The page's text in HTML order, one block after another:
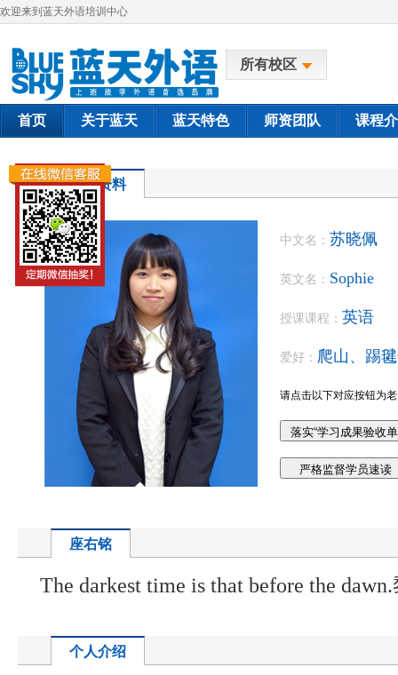
欢迎来到蓝天外语培训中心
所有校区
首页 关于蓝天 蓝天特色 师资团队 课程
教师资料
中文名： 苏晓佩
英文名： Sophie
授课课程： 英语
爱好： 爬山、踢
请点击以下对应按钮为
座右铭
The darkest time is that before the
个人介绍